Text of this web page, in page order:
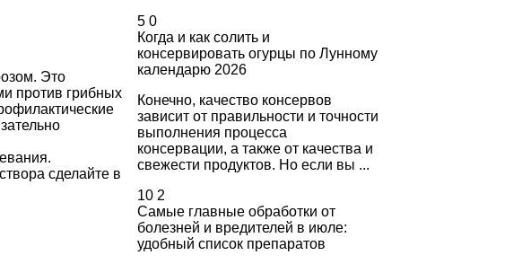
Это
против грибных
сделайте в
5 0
Когда и как солить и
консервировать огурцы по Лунному
календарю 2026
Конечно, качество консервов
зависит от правильности и точности
выполнения процесса
консервации, а также от качества и
свежести продуктов. Но если вы ...
10 2
Самые главные обработки от
болезней и вредителей в июле:
удобный список препаратов